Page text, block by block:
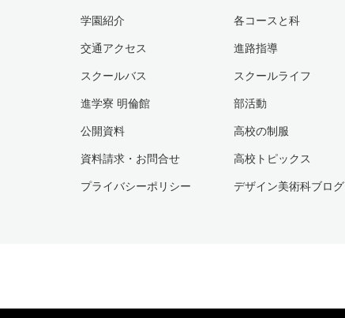
学園紹介
交通アクセス
スクールバス
進学寮 明倫館
公開資料
資料請求・お問合せ
プライバシーポリシー
各コースと科
進路指導
スクールライフ
部活動
高校の制服
高校トピックス
デザイン美術科ブログ